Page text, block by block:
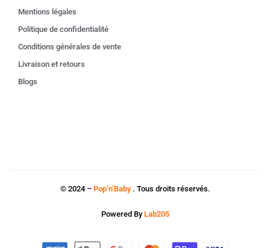
Mentions légales
Politique de confidentialité
Conditions générales de vente
Livraison et retours
Blogs
© 2024 – Pop’n’Baby. Tous droits réservés.
Powered By Lab205